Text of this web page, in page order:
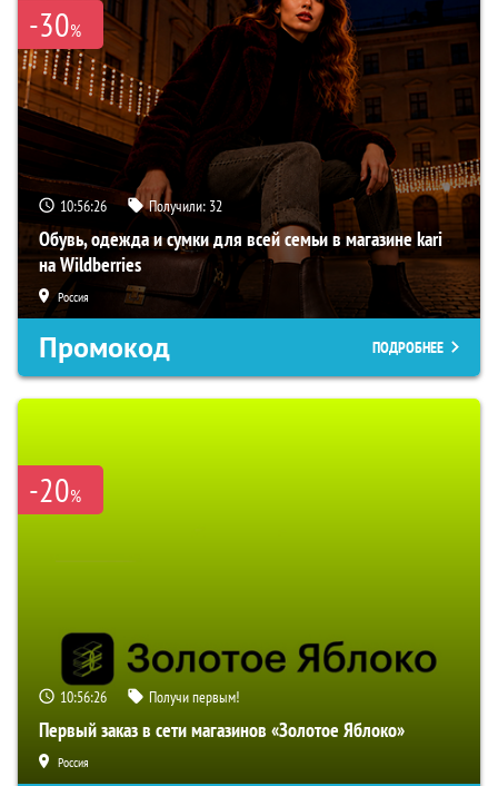
-30%
10:56:25 Получили: 32
Обувь, одежда и сумки для всей семьи в магазине kari
на Wildberries
Россия
Промокод ПОДРОБНЕЕ
-20%
10:56:25 Получи первым!
Первый заказ в сети магазинов «Золотое Яблоко»
Россия